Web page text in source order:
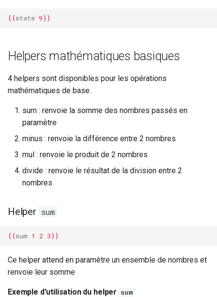
{{state 9}}
Helpers mathématiques basiques
4 helpers sont disponibles pour les opérations
mathématiques de base.
sum : renvoie la somme des nombres passés en
paramètre
minus : renvoie la différence entre 2 nombres
mul : renvoie le produit de 2 nombres
divide : renvoie le résultat de la division entre 2
nombres
Helper sum
{{sum 1 2 3}}
Ce helper attend en paramètre un ensemble de nombres et
renvoie leur somme
Exemple d'utilisation du helper sum